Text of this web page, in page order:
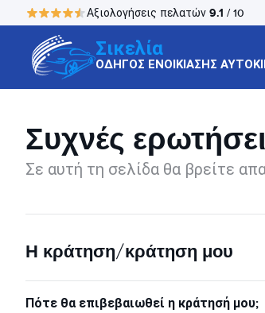
Αξιολογήσεις πελατών 9.1 / 10
Σικελία
ΟΔΗΓΟΣ ΕΝΟΙΚΙΑΣΗΣ
Συχνές
Σε αυτή τη σελίδα θα βρείτε
Η κράτηση/κράτηση μου
Πότε θα επιβεβαιωθεί η κράτησή μου;